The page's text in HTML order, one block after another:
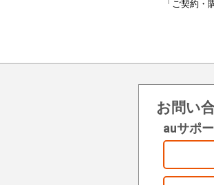
「ご契約
お問い
auサポ